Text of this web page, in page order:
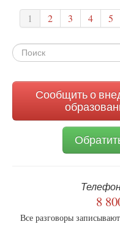
Польши
призывает
власти
бороться
ЕС
по
ЛГБТ
1 2 3 4 5
Форма
Сообщить о
8
Все разговоры